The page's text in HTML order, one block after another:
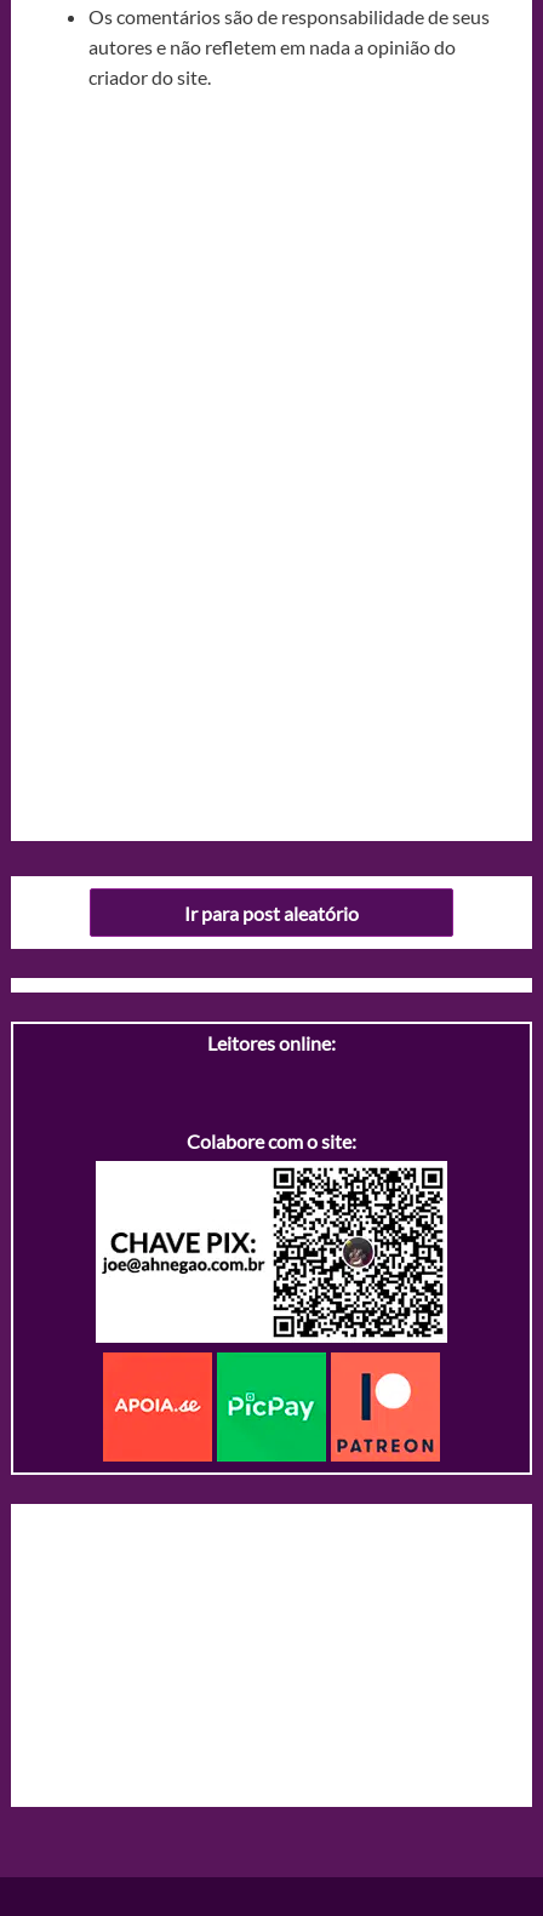
Os comentários são de responsabilidade de seus
autores e não refletem em nada a opinião do
criador do site.
Ir para post aleatório
Leitores online:
Colabore com o site: